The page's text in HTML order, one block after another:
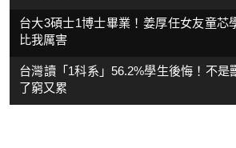
台大3碩士1博士畢業！姜厚任女友童
比我厲害
台灣讀「1科系」56.2%學生後悔！不
了窮又累